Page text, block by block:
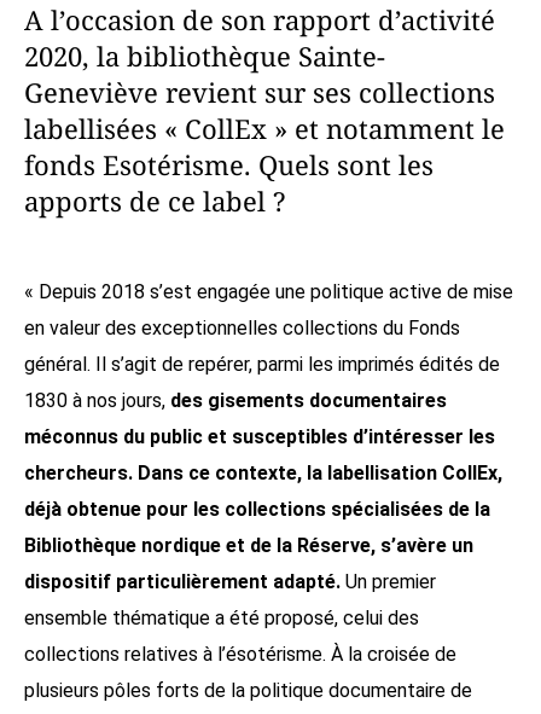
A l’occasion de son rapport d’activité
2020, la bibliothèque Sainte-
Geneviève revient sur ses collections
labellisées « CollEx » et notamment le
fonds Esotérisme. Quels sont les
apports de ce label ?
« Depuis 2018 s’est engagée une politique active de mise
en valeur des exceptionnelles collections du Fonds
général. Il s’agit de repérer, parmi les imprimés édités de
1830 à nos jours, des gisements documentaires
méconnus du public et susceptibles d’intéresser les
chercheurs. Dans ce contexte, la labellisation CollEx,
déjà obtenue pour les collections spécialisées de la
Bibliothèque nordique et de la Réserve, s’avère un
dispositif particulièrement adapté. Un premier
ensemble thématique a été proposé, celui des
collections relatives à l’ésotérisme. À la croisée de
plusieurs pôles forts de la politique documentaire de